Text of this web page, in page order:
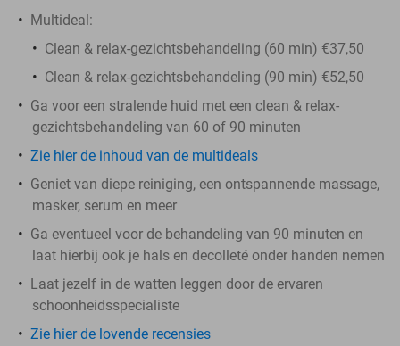
Multideal:
Clean & relax-gezichtsbehandeling (60 min) €37,50
Clean & relax-gezichtsbehandeling (90 min) €52,50
Ga voor een stralende huid met een clean & relax-
gezichtsbehandeling van 60 of 90 minuten
Zie hier de inhoud van de multideals
Geniet van diepe reiniging, een ontspannende massage,
masker, serum en meer
Ga eventueel voor de behandeling van 90 minuten en
laat hierbij ook je hals en decolleté onder handen nemen
Laat jezelf in de watten leggen door de ervaren
schoonheidsspecialiste
Zie hier de lovende recensies